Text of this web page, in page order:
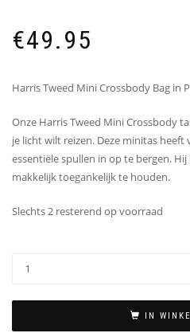
€49.95
Harris Tweed Mini Crossbody Bag in
Onze Harris Tweed Mini Crossbody
je licht wilt reizen. Deze minitas heeft
essentiële spullen in op te bergen.
makkelijk toegankelijk te houden.
Slechts 2 resterend op voorraad
IN